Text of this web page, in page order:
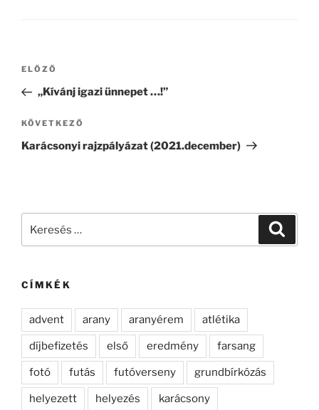
Bejegyzés
Korábbi
bejegyzés
ELŐZŐ
„Kívánj igazi ünnepet …!”
Következő
bejegyzés
KÖVETKEZŐ
Karácsonyi rajzpályázat (2021.december)
CÍMKÉK
advent arany aranyérem atlétika
díjbefizetés első eredmény farsang
fotó futás futóverseny grundbírkózás
helyezett helyezés karácsony